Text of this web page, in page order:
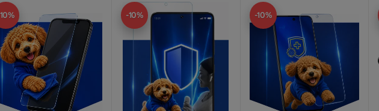
-10% -10%